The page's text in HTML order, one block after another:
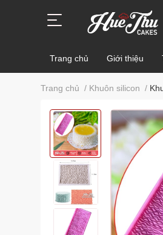
Trang chủ Giới thiệu
Trang chủ / Khuôn silicon /